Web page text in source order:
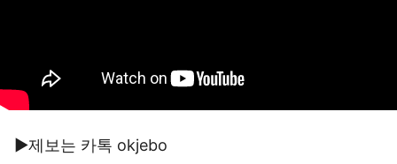
▶제보는 카톡 okjebo